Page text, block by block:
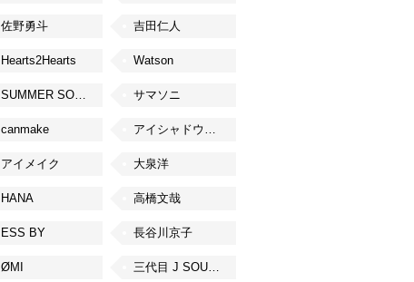
佐野勇斗 吉田仁人
Hearts2Hearts Watson
SUMMER SONIC サマソニ
canmake アイシャドウベース
アイメイク 大泉洋
HANA 高橋文哉
ESS BY 長谷川京子
ØMI 三代目 J SOUL BROTHERS from EXILE TRIBE